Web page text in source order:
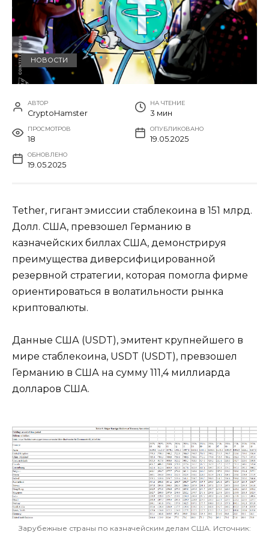
НОВОСТИ
АВТОР
CryptoHamster
НА ЧТЕНИЕ
3 мин
ПРОСМОТРОВ
18
ОПУБЛИКОВАНО
19.05.2025
ОБНОВЛЕНО
19.05.2025
Tether, гигант эмиссии стаблекоина в 151 млрд.
Долл. США, превзошел Германию в
казначейских биллах США, демонстрируя
преимущества диверсифицированной
резервной стратегии, которая помогла фирме
ориентироваться в волатильности рынка
криптовалюты.
Данные США (USDT), эмитент крупнейшего в
мире стаблекоина, USDT (USDT), превзошел
Германию в США на сумму 111,4 миллиарда
долларов США.
Зарубежные страны по казначейским делам США. Источник: